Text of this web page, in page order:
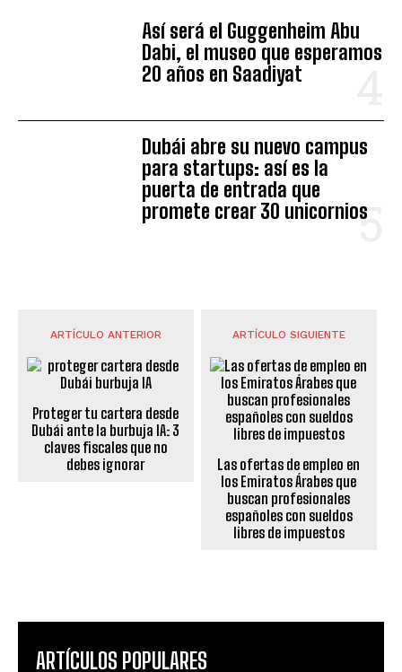
Así será el Guggenheim Abu
Dabi, el museo que esperamos
20 años en Saadiyat
Dubái abre su nuevo campus
para startups: así es la
puerta de entrada que
promete crear 30 unicornios
ARTÍCULO ANTERIOR
Proteger tu cartera desde
Dubái ante la burbuja IA: 3
claves fiscales que no
debes ignorar
ARTÍCULO SIGUIENTE
Las ofertas de empleo en
los Emiratos Árabes que
buscan profesionales
españoles con sueldos
libres de impuestos
ARTÍCULOS POPULARES